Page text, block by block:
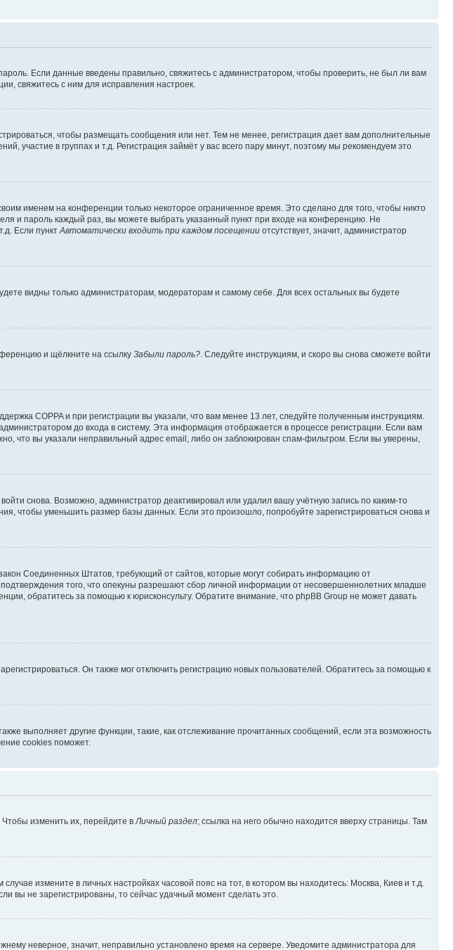
Если данные введены правильно, свяжитесь с администратором, чтобы проверить, не был ли вам
свяжитесь с ним для исправления настроек.
чтобы размещать сообщения или нет. Тем не менее, регистрация дает вам дополнительные
в группах и т.д. Регистрация займёт у вас всего пару минут, поэтому мы рекомендуем это
именем на конференции только некоторое ограниченное время. Это сделано для того, чтобы никто
и пароль каждый раз, вы можете выбрать указанный пункт при входе на конференцию. Не
Если пункт Автоматически входить при каждом посещении отсутствует, значит, администратор
видны только администраторам, модераторам и самому себе. Для всех остальных вы будете
и щёлкните на ссылку Забыли пароль? . Следуйте инструкциям, и скоро вы снова сможете войти
COPPA и при регистрации вы указали, что вам менее 13 лет, следуйте полученным инструкциям.
до входа в систему. Эта информация отображается в процессе регистрации. Если вам
что вы указали неправильный адрес email, либо он заблокирован спам-фильтром. Если вы уверены,
снова. Возможно, администратор деактивировал или удалил вашу учётную запись по каким-то
чтобы уменьшить размер базы данных. Если это произошло, попробуйте зарегистрироваться снова и
Соединенных Штатов, требующий от сайтов, которые могут собирать информацию от
того, что опекуны разрешают сбор личной информации от несовершеннолетних младше
обратитесь за помощью к юрисконсульту. Обратите внимание, что phpBB Group не может давать
Он также мог отключить регистрацию новых пользователей. Обратитесь за помощью к
выполняет другие функции, такие, как отслеживание прочитанных сообщений, если эта возможность
cookies поможет.
изменить их, перейдите в Личный раздел; ссылка на него обычно находится вверху страницы. Там
измените в личных настройках часовой пояс на тот, в котором вы находитесь: Москва, Киев и т.д.
вы не зарегистрированы, то сейчас удачный момент сделать это.
неверное, значит, неправильно установлено время на сервере. Уведомите администратора для